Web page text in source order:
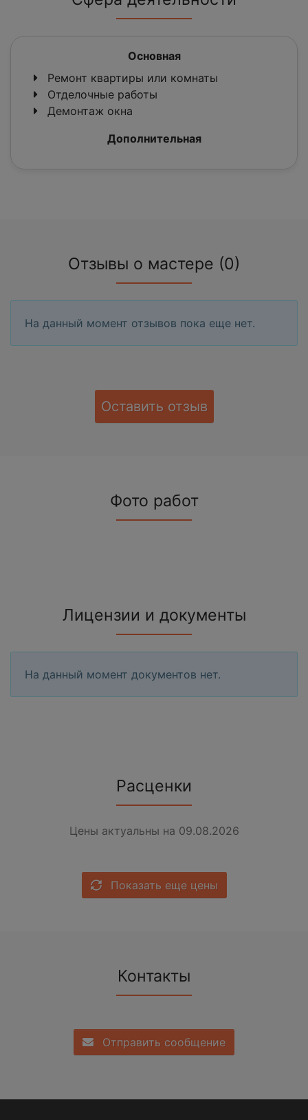
Основная
Ремонт квартиры или комнаты
Отделочные работы
Демонтаж окна
Дополнительная
Отзывы о мастере (0)
На данный момент отзывов пока еще нет.
Оставить отзыв
Фото работ
Лицензии и документы
На данный момент документов нет.
Расценки
Цены актуальны на 09.08.2026
Показать еще цены
Контакты
Отправить сообщение